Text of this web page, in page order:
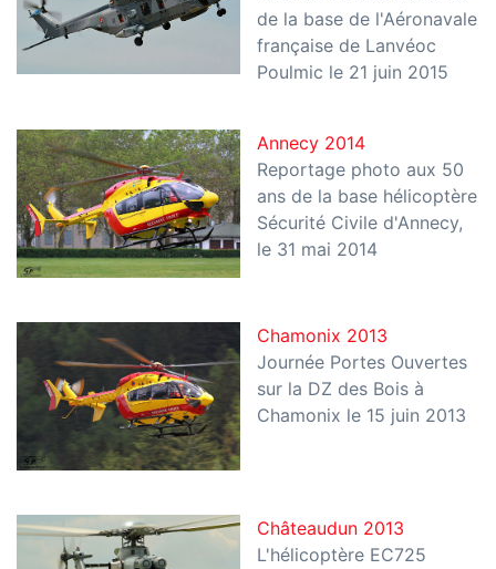
de la base de l'Aéronavale
française de Lanvéoc
Poulmic le 21 juin 2015
Annecy 2014
Reportage photo aux 50
ans de la base hélicoptère
Sécurité Civile d'Annecy,
le 31 mai 2014
Chamonix 2013
Journée Portes Ouvertes
sur la DZ des Bois à
Chamonix le 15 juin 2013
Châteaudun 2013
L'hélicoptère EC725